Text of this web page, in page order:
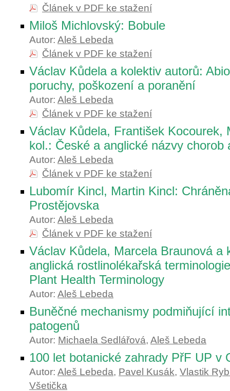
Článek v PDF ke stažení
Miloš Michlovský: Bobule
Autor: Aleš Lebeda
Článek v PDF ke stažení
Václav Kůdela a kolektiv autorů:
poruchy, poškození a poranění
Autor: Aleš Lebeda
Článek v PDF ke stažení
Václav Kůdela, František Kocourek,
kol.: České a anglické názvy chorob
Autor: Aleš Lebeda
Článek v PDF ke stažení
Lubomír Kincl, Martin Kincl:
Prostějovska
Autor: Aleš Lebeda
Článek v PDF ke stažení
Václav Kůdela, Marcela Braunová a
anglická rostlinolékařská
Plant Health Terminology
Autor: Aleš Lebeda
Buněčné mechanismy podmiňující
patogenů
Autor: Michaela Sedlářová, Aleš Lebeda
100 let botanické zahrady PřF UP v
Autor: Aleš Lebeda, Pavel Kusák, Vlastik
Všetička